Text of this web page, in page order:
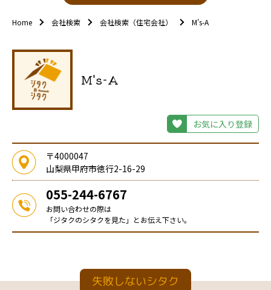
Home 会社検索 会社検索（住宅会社） M's-A
M's-A
お気に入り登録
〒4000047
山梨県甲府市徳行2-16-29
055-244-6767
お問い合わせの際は
「ジタクのシタクを見た」とお伝え下さい。
失敗しないシタク